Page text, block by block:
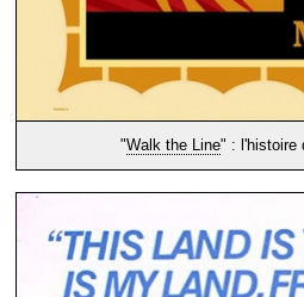
"Walk the Line" : l'histoire